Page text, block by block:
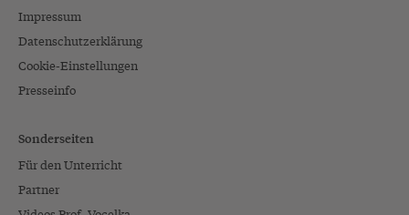
Impressum
Datenschutzerklärung
Cookie-Einstellungen
Presseinfo
Sonderseiten
Für den Unterricht
Partner